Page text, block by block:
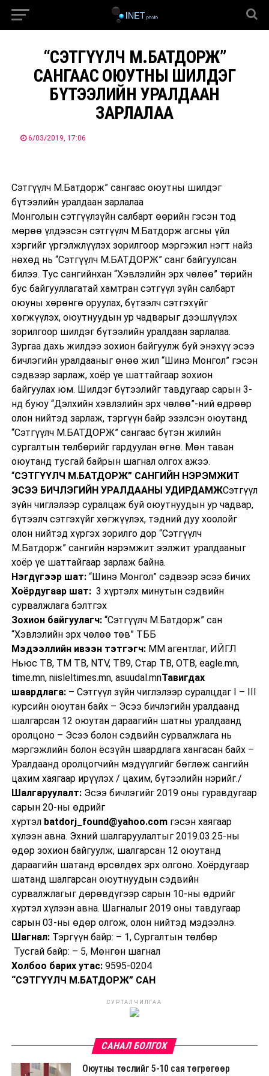
“СЭТГҮҮЛЧ М.БАТДОРЖ”
САНГААС ОЮУТНЫ ШИЛДЭГ
БҮТЭЭЛИЙН УРАЛДААН
ЗАРЛАЛАА
6/03/2019, 17:06
Сэтгүүлч М.Батдорж” сангаас оюутны шилдэг
бүтээлийн уралдаан зарлалаа
Монголын сэтгүүлзүйн салбарт өөрийн гэсэн тод
мөрөө үлдээсэн сэтгүүлч М.Батдорж агсны үйл
хэргийг үргэлжлүүлэх зорилгоор мэргэжил нэгт найз
нөхөд нь “Сэтгүүлч М.БАТДОРЖ” санг байгуулсан
билээ. Тус сангийнхан “Хэвлэлийн эрх чөлөө” төрийн
бус байгууллагатай хамтран сэтгүүл зүйн салбарт
оюуны хөрөнгө оруулах, бүтээлч сэтгэхүйг
хөгжүүлэх, оюутнуудын ур чадварыг дээшлүүлэх
зорилгоор шилдэг бүтээлийн уралдаан зарлалаа.
Зургаа дахь жилдээ зохион байгуулж буй энэхүү эсээ
бичлэгийн уралдааныг өнөө жил “Шинэ Монгол” гэсэн
сэдвээр зарлаж, хоёр үе шаттайгаар зохион
байгуулах юм. Шилдэг бүтээлийг тавдугаар сарын 3-
нд буюу “Дэлхийн хэвлэлийн эрх чөлөө”-ний өдрөөр
олон нийтэд зарлаж, тэргүүн байр эзэлсэн оюутанд
“Сэтгүүлч М.БАТДОРЖ” сангаас бүтэн жилийн
сургалтын төлбөрийг гардуулан өгнө. Мөн таван
оюутанд тусгай байрын шагнал олгох ажээ.
“СЭТГҮҮЛЧ М.БАТДОРЖ” САНГИЙН НЭРЭМЖИТ
ЭСЭЭ БИЧЛЭГИЙН УРАЛДААНЫ УДИРДАМЖСэтгүүл
зүйн чиглэлээр суралцаж буй оюутнуудын ур чадвар,
бүтээлч сэтгэхүйг хөгжүүлэх, тэдний дуу хоолойг
олон нийтэд хүргэх зорилго дор “Сэтгүүлч
М.Батдорж” сангийн нэрэмжит ээлжит уралдааныг
хоёр үе шаттайгаар зарлаж байна.
Нэгдүгээр шат:“Шинэ Монгол” сэдвээр эсээ бичих
Хоёрдугаар шат:3 хүртэлх минутын сэдвийн
сурвалжлага бэлтгэх
Зохион байгуулагч:“Сэтгүүлч М.Батдорж” сан
“Хэвлэлийн эрх чөлөө төв” ТББ
Мэдээллийн ивээн тэтгэгч:ММ агентлаг, ИЙГЛ
Ньюс ТВ, ТМ ТВ, NTV, ТВ9, Стар ТВ, ОТВ, eagle.mn,
time.mn, niisleltimes.mn, asuudal.mnТавигдах
шаардлага:– Сэтгүүл зүйн чиглэлээр суралцдаг I – III
курсийн оюутан байх – Эсээ бичлэгийн уралдаанд
шалгарсан 12 оюутан дараагийн шатны уралдаанд
оролцоно – Эсээ болон сэдвийн сурвалжлага нь
мэргэжлийн болон ёсзүйн шаардлага хангасан байх –
Уралдаанд оролцогчийн мэдүүлгийг бөглөж сангийн
цахим хаягаар ирүүлэх / цахим, бүтээлийн нэрийг./
Шалгаруулалт:Эсээ бичлэгийг 2019 оны гуравдугаар
сарын 20-ны өдрийг
хүртэл batdorj_found@yahoo.comгэсэн хаягаар
хүлээн авна. Эхний шалгаруулалтыг 2019.03.25-ны
өдөр зохион байгуулж, шалгарсан 12 оюутанд
дараагийн шатанд өрсөлдөх эрх олгоно. Хоёрдугаар
шатанд шалгарсан оюутнуудын сэдвийн
сурвалжлагыг дөрөвдүгээр сарын 10-ны өдрийг
хүртэл хүлээн авна. Шагналыг 2019 оны тавдугаар
сарын 03-ны өдөр олгож, олон нийтэд мэдээлнэ.
Шагнал:Тэргүүн байр: – 1, Сургалтын төлбөр
Тусгай байр: – 5, Мөнгөн шагнал
Холбоо барих утас:9595-0204
“СЭТГҮҮЛЧ М.БАТДОРЖ” САН
СУРТАЛЧИЛГАА
САНАЛ БОЛГОХ
Оюутны төслийг 5-10 сая төгрөгөөр